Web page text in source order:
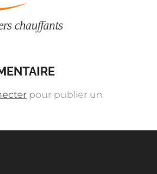
pour publier un